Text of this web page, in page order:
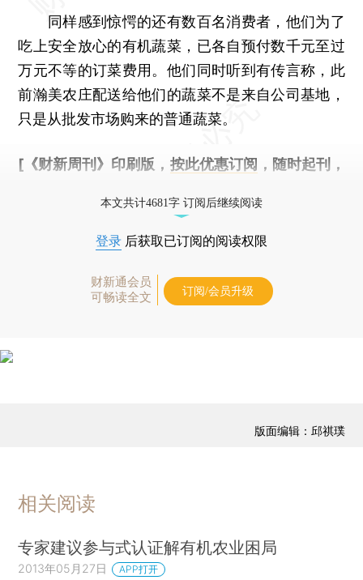
同样感到惊愕的还有数百名消费者，他们为了
吃上安全放心的有机蔬菜，已各自预付数千元至过
万元不等的订菜费用。他们同时听到有传言称，此
前瀚美农庄配送给他们的蔬菜不是来自公司基地，
只是从批发市场购来的普通蔬菜。
[《财新周刊》印刷版， 按此优惠订阅 ，随时起刊，
本文共计4681字 订阅后继续阅读
登录 后获取已订阅的阅读权限
财新通会员
可畅读全文
订阅/会员升级
版面编辑：邱祺璞
相关阅读
专家建议参与式认证解有机农业困局
2013年05月27日 APP打开